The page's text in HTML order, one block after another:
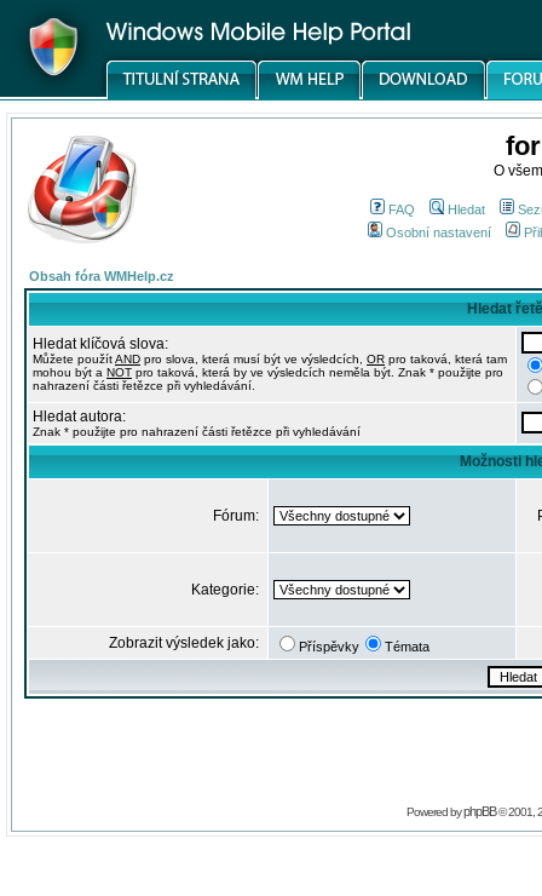
O
FAQ Hledat
Osobní nastavení
Obsah fóra WMHelp.cz
Hledat
Hledat klíčová slova:
Můžete použítAND pro slova, která musí být ve výsledcích, OR pro taková, která tam
mohou být a NOT pro taková, která by ve výsledcích neměla být. Znak * použijte pro
nahrazení části řetězce při vyhledávání.
Hledat autora:
Znak * použijte pro nahrazení části řetězce při vyhledávání
Možnosti
Fórum:
Kategorie:
Zobrazit výsledek jako: Příspěvky Témata
Powered byphpBB© 2001,